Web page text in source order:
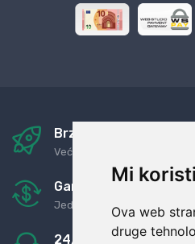
Mi
Ova web
druge
Brza i sigurna dostava
Već za nekoliko dana kod vas
Garancija u povrat
Jednostavno pravilo: Roba
24/7 odlična podrška